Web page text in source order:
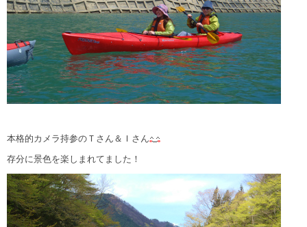
本格的カメラ持参のＴさん＆Ｉさん
存分に景色を楽しまれてました！